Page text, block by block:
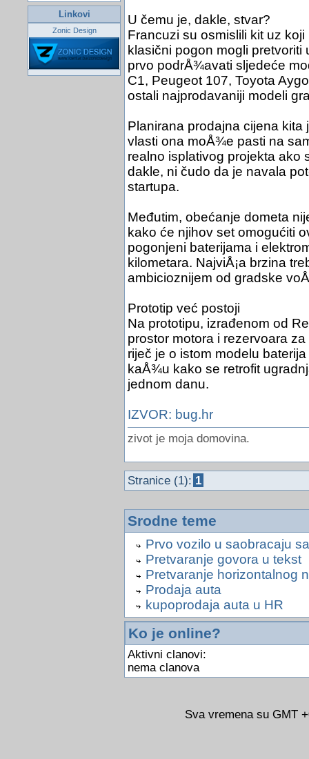
Linkovi
Zonic Design
U čemu je, dakle, stvar?
Francuzi su osmislili kit uz
klasični pogon mogli
prvo podrÅ¾avati sljedeće
C1, Peugeot 107, Toyota
ostali najprodavaniji modeli
Planirana prodajna cijena
vlasti ona moÅ¾e pasti na
realno isplativog projekta ako
dakle, ni čudo da je navala
startupa.
Međutim, obećanje dometa
kako će njihov set omogućiti
pogonjeni baterijama i
kilometara. NajviÅ¡a brzina
ambicioznijem od gradske
Prototip već postoji
Na prototipu, izrađenom od
prostor motora i rezervoara
riječ je o istom modelu
kaÅ¾u kako se retrofit
jednom danu.
IZVOR: bug.hr
zivot je moja domovina.
Stranice (1): 1
Srodne teme
Prvo vozilo u saobracaju
Pretvaranje govora u tekst
Pretvaranje horizontalnog
Prodaja auta
kupoprodaja auta u HR
Ko je online?
Aktivni clanovi:
nema clanova
Sva vremena su GMT